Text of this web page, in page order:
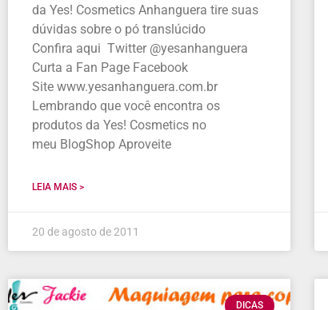
da Yes! Cosmetics Anhanguera tire suas
dúvidas sobre o pó translúcido
Confira aqui Twitter @yesanhanguera
Curta a Fan Page Facebook
Site www.yesanhanguera.com.br
Lembrando que você encontra os
produtos da Yes! Cosmetics no
meu BlogShop Aproveite
LEIA MAIS >
20 de agosto de 2011
DICAS